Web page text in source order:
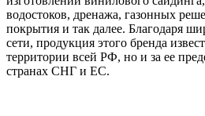
водостоков, дренажа, газонных
покрытия и так далее. Благодаря
сети, продукция этого бренда
территории всей РФ, но и за ее
странах СНГ и ЕС.